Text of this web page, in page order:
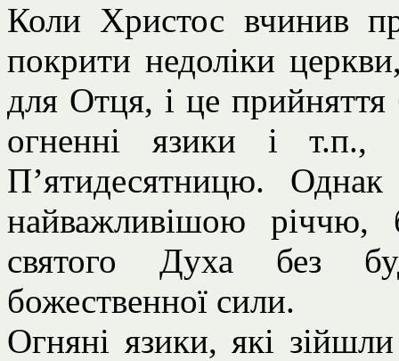
Коли Христос вчинив
покрити недоліки
для Отця, і це прийняття
огненні язики і т.п.,
П’ятидесятницю.
найважливішою річчю,
святого Духа без
божественної сили.
Огняні язики, які